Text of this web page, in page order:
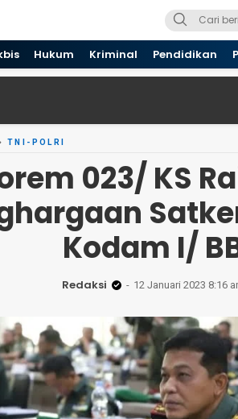
Hukum Kriminal Pendidikan
TNI-POLRI
023/ KS
Kodam I/
Redaksi 12 Januari 2023 8:16